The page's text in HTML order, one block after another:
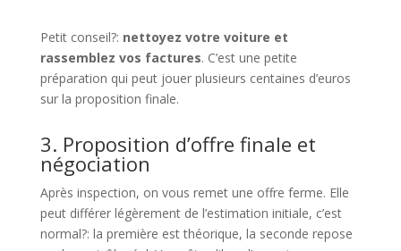
Petit conseil?: nettoyez votre voiture et
rassemblez vos factures. C’est une petite
préparation qui peut jouer plusieurs centaines d’euros
sur la proposition finale.
3. Proposition d’offre finale et
négociation
Après inspection, on vous remet une offre ferme. Elle
peut différer légèrement de l’estimation initiale, c’est
normal?: la première est théorique, la seconde repose